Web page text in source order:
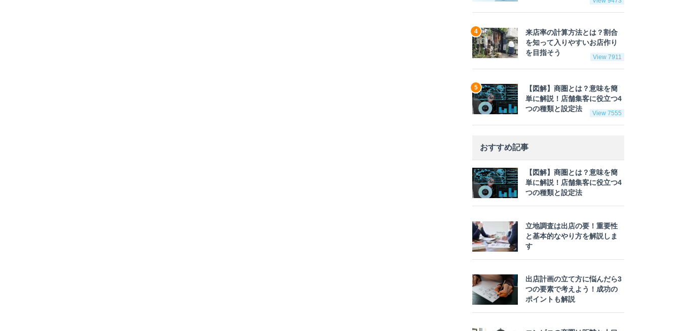
来店率の計算方法とは？割合
を知って入りやすいお店作り
を目指そう
View 7911
【図解】商圏とは？意味を簡
単に解説！店舗集客に役立つ4
つの種類と設定法
View 7555
おすすめ記事
【図解】商圏とは？意味を簡
単に解説！店舗集客に役立つ4
つの種類と設定法
立地調査は出店の要！重要性
と基本的なやり方を解説しま
す
出店計画の立て方に悩んだら3
つの要素で考えよう！成功の
ポイントも解説